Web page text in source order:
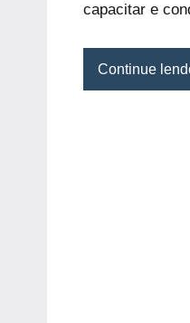
capacitar e
Continue